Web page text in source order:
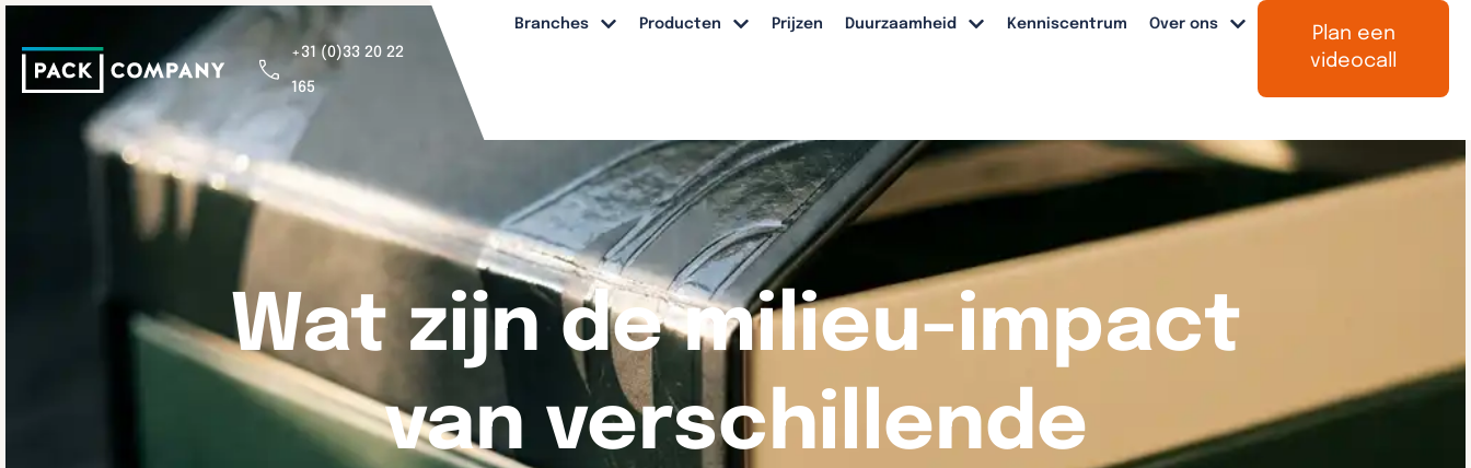
+31 (0)33 20 22
165
Branches Producten Prijzen Duurzaamheid Kenniscentrum Over ons
Plan een
videocall
Wat zijn de milieu-impact
van verschillende